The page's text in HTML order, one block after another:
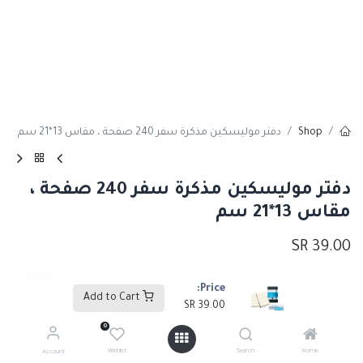
Price:
39.00
Home
Search
0
Wishlist
Account
Shop دفتر موليسكين مذكرة سفر 240 صفحة ، مقاس 13*21 سم
دفتر موليسكين مذكرة سفر 240 صفحة ،
مقاس 13*21 سم
39.00
Add to Cart
إضافة إلى قائمة الأمنيات